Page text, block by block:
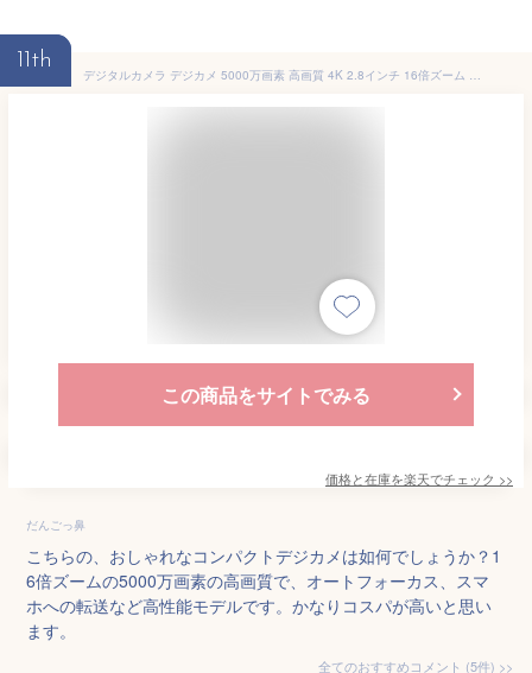
11th
デジタルカメラ デジカメ 5000万画素 高画質 4K 2.8インチ 16倍ズーム AF機能 動体検知機能 自撮り 手振れ補正 TYPE-C USB充電 フィルター付 軽量 スマホ転送 オートフォーカス 手ブレ補正 携帯便利 三脚 対応 コンパクト デジタルカメラ ブラック 誕生日 プレゼント
この商品をサイトでみる
価格と在庫を楽天でチェック >>
だんごっ鼻
こちらの、おしゃれなコンパクトデジカメは如何でしょうか？1
6倍ズームの5000万画素の高画質で、オートフォーカス、スマ
ホへの転送など高性能モデルです。かなりコスパが高いと思い
ます。
全てのおすすめコメント (5件) >